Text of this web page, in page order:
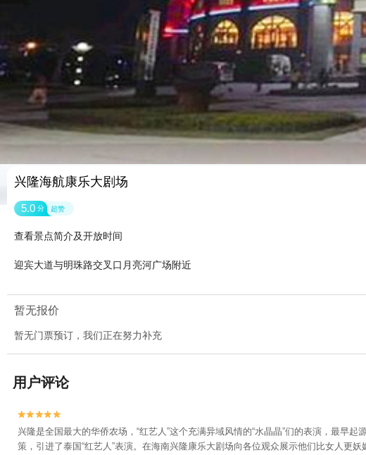
兴隆海航康乐大剧场
5.0 分 超赞
查看景点简介及开放时间
迎宾大道与明珠路交叉口月亮河广场附近
暂无报价
暂无门票预订，我们正在努力补充
用户评论


兴隆是全国最大的华侨农场，“红艺人”这个充满异域风情的“水晶晶”们的表演，最早
策，引进了泰国“红艺人”表演。在海南兴隆康乐大剧场向各位观众展示他们比女人更妖